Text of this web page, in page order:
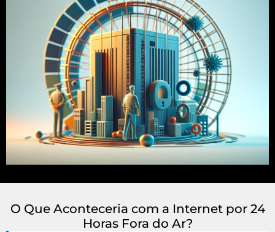
O Que Aconteceria com a Internet por 24
Horas Fora do Ar?